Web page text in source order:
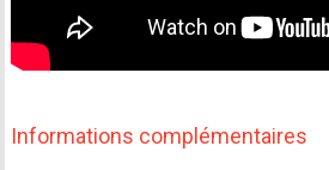
Informations complémentaires